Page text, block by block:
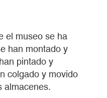
el museo se ha
han montado y
pintado y
colgado y movido
almacenes.